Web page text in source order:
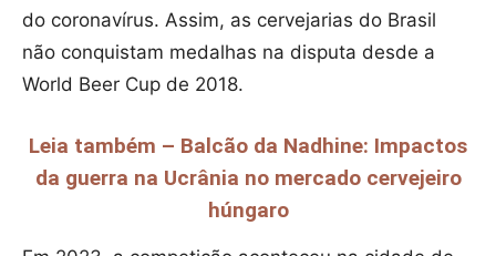
do coronavírus. Assim, as cervejarias do Brasil
não conquistam medalhas na disputa desde a
World Beer Cup de 2018.
Leia também – Balcão da Nadhine: Impactos
da guerra na Ucrânia no mercado cervejeiro
húngaro